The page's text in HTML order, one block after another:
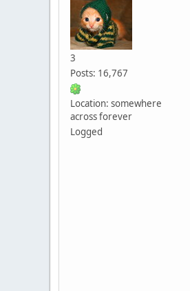
3
Posts: 16,767
Location: somewhere
across forever
Logged